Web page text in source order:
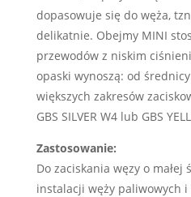
dopasowuje się do węża,
delikatnie. Obejmy MINI
przewodów z niskim
opaski wynoszą: od
większych zakresów
GBS SILVER W4 lub GBS
Zastosowanie:
Do zaciskania węzy o
instalacji węży paliwowych i